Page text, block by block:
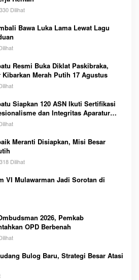
330 Dilihat
Bawa Luka Lama Lewat Lagu
Resmi Buka Diklat Paskibraka,
Kibarkan Merah Putih 17 Agustus
Siapkan 120 ASN Ikuti Sertifikasi
dan Integritas Aparatur
Meranti Disiapkan, Misi Besar
318 Dilihat
VI Mulawarman Jadi Sorotan di
2026, Pemkab
OPD Berbenah
Bulog Baru, Strategi Besar Atasi